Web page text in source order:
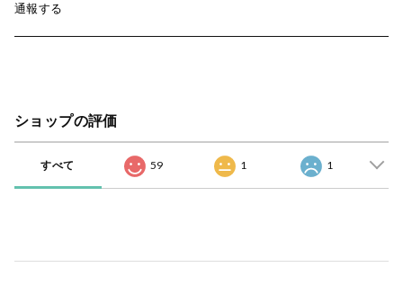
通報する
ショップの評価
すべて 59 1 1